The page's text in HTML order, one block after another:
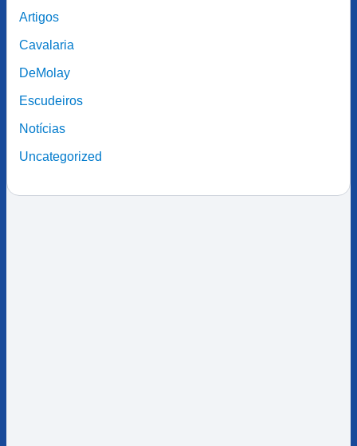
Artigos
Cavalaria
DeMolay
Escudeiros
Notícias
Uncategorized